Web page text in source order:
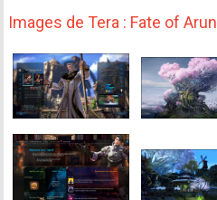
Images de Tera : Fate of Arun